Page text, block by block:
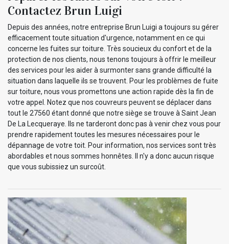
Contactez Brun Luigi
Depuis des années, notre entreprise Brun Luigi a toujours su gérer
efficacement toute situation d'urgence, notamment en ce qui
concerne les fuites sur toiture. Très soucieux du confort et de la
protection de nos clients, nous tenons toujours à offrir le meilleur
des services pour les aider à surmonter sans grande difficulté la
situation dans laquelle ils se trouvent. Pour les problèmes de fuite
sur toiture, nous vous promettons une action rapide dès la fin de
votre appel. Notez que nos couvreurs peuvent se déplacer dans
tout le 27560 étant donné que notre siège se trouve à Saint Jean
De La Lecqueraye. Ils ne tarderont donc pas à venir chez vous pour
prendre rapidement toutes les mesures nécessaires pour le
dépannage de votre toit. Pour information, nos services sont très
abordables et nous sommes honnêtes. Il n'y a donc aucun risque
que vous subissiez un surcoût.